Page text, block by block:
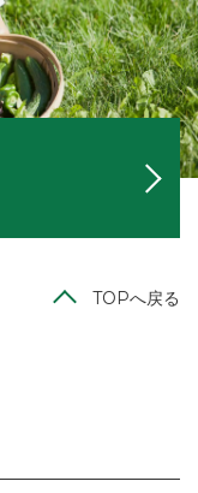
TOPへ戻る